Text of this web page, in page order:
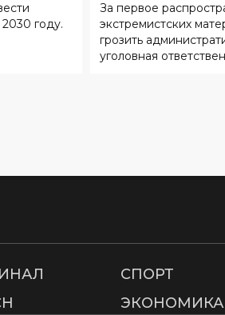
СПОРТ
ЭКОНОМИКА